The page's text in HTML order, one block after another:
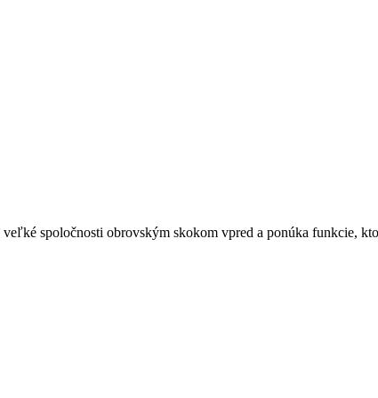
spoločnosti obrovským skokom vpred a ponúka funkcie,